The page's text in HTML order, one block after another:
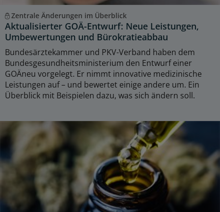
Zentrale Änderungen im Überblick
Aktualisierter GOÄ-Entwurf: Neue Leistungen,
Umbewertungen und Bürokratieabbau
Bundesärztekammer und PKV-Verband haben dem
Bundesgesundheitsministerium den Entwurf einer
GOÄneu vorgelegt. Er nimmt innovative medizinische
Leistungen auf – und bewertet einige andere um. Ein
Überblick mit Beispielen dazu, was sich ändern soll.